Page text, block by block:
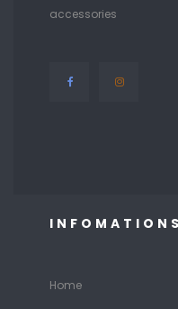
accessories
INFOMATIONS
Home